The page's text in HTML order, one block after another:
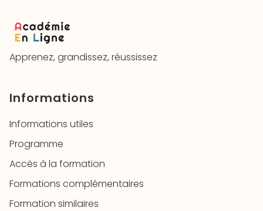
Apprenez, grandissez, réussissez
Informations
Informations utiles
Programme
Accès à la formation
Formations complémentaires
Formation similaires